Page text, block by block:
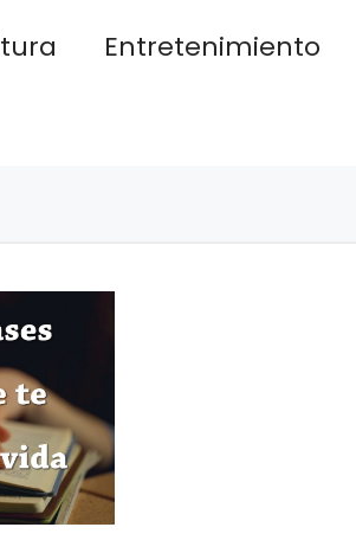
Entretenimiento